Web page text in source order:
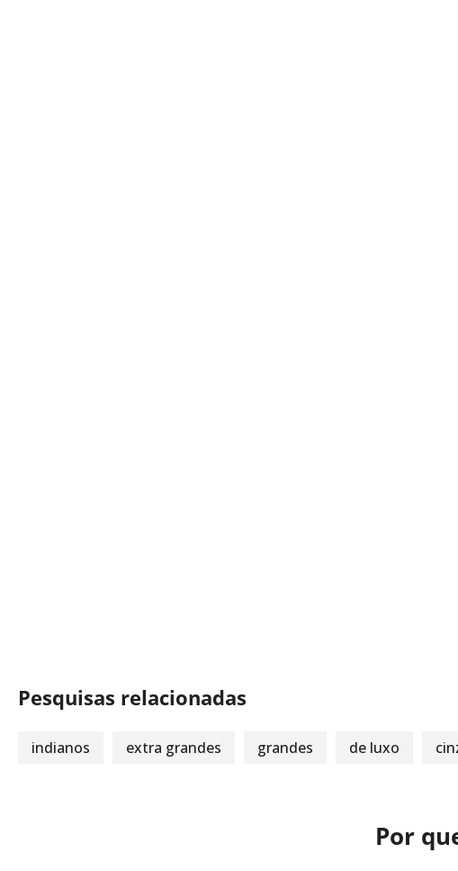
Pesquisas relacionadas
indianos extra grandes grandes de luxo
Por